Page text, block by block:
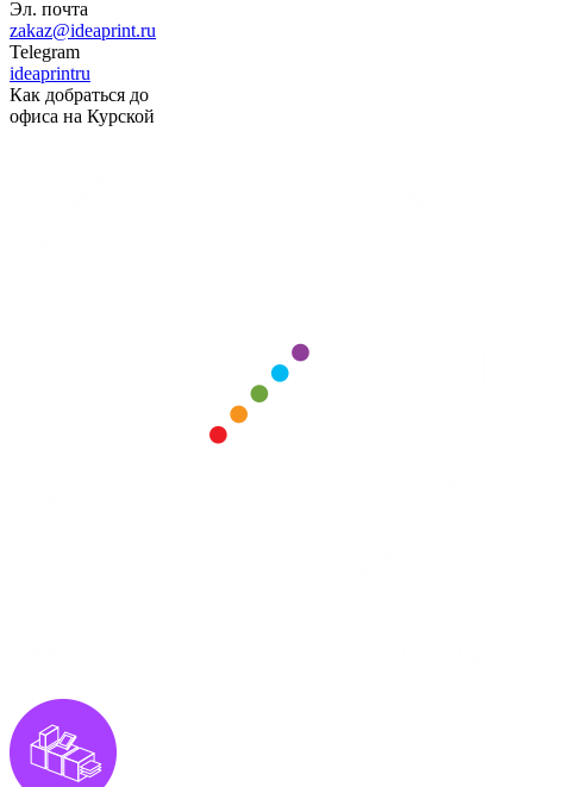
Эл. почта
zakaz@ideaprint.ru
Telegram
ideaprintru
Как добраться до
офиса на Курской